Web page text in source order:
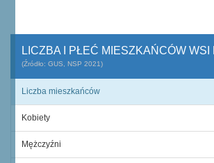
LICZBA I PŁEĆ MIESZKAŃCÓW WSI
(Źródło: GUS, NSP 2021)
Liczba mieszkańców
Kobiety
Mężczyźni